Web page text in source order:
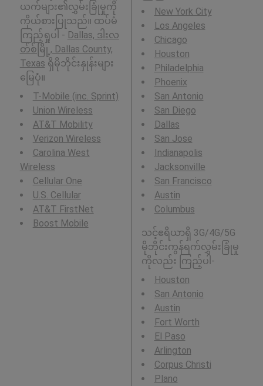
ယက်များ၏လွှမ်းခြုံမှုကို
ကိုယ်စားပြုသည်။ ထပ်မံ
ကြည့်ရှုပါ - Dallas, ဒါးလ
တ်စ်မြို့, Dallas County,
Texas ရှိမိုဘိုင်းနှုန်းများ
မြေပုံ။
T-Mobile (inc. Sprint)
Union Wireless
AT&T Mobility
Verizon Wireless
Carolina West
Wireless
Cellular One
U.S. Cellular
AT&T FirstNet
Boost Mobile
New York City
Los Angeles
Chicago
Houston
Philadelphia
Phoenix
San Antonio
San Diego
Dallas
San Jose
Indianapolis
Jacksonville
San Francisco
Austin
Columbus
သင့်ဧရိယာရှိ 3G/4G/5G
မိုဘိုင်းကွန်ရက်လွှမ်းခြုံမှု
ကိုလည်း ကြည့်ပါ-
Houston
San Antonio
Austin
Fort Worth
El Paso
Arlington
Corpus Christi
Plano